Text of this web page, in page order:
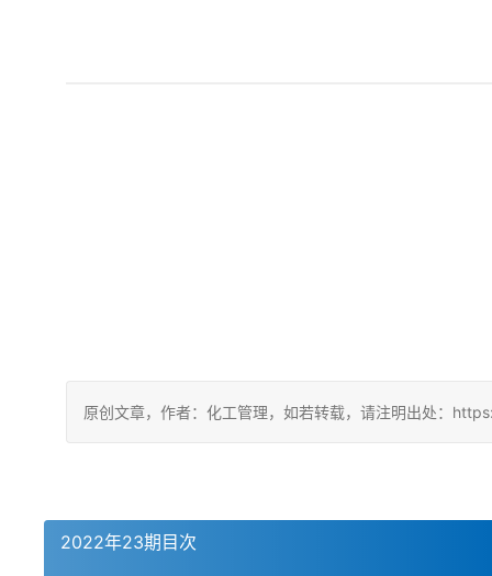
原创文章，作者：化工管理，如若转载，请注明出处：
2022年23期目次